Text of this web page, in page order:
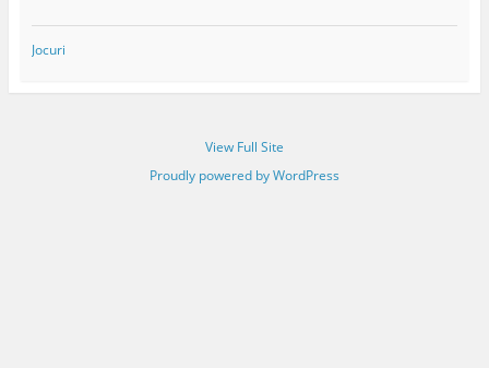
Jocuri
View Full Site
Proudly powered by WordPress